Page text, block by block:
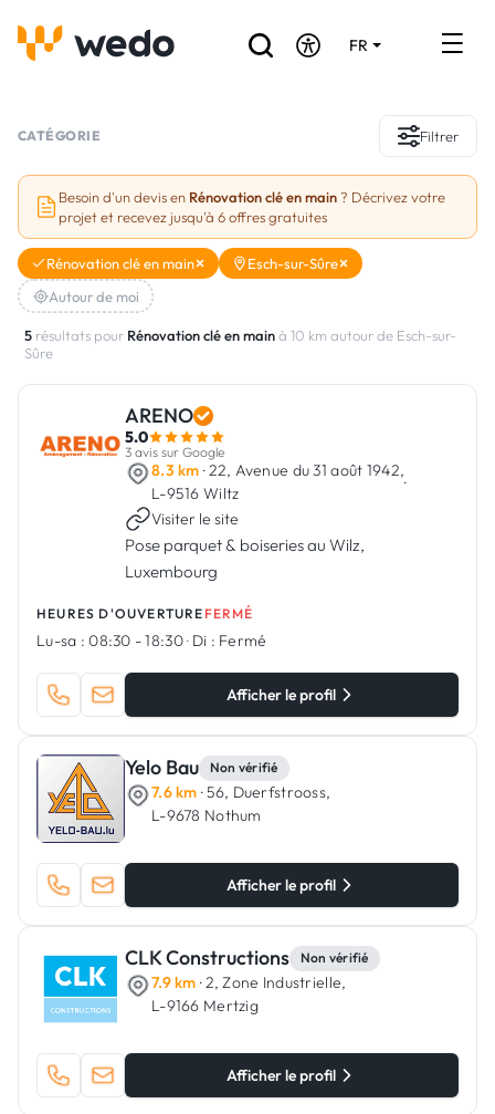
FR
Réalisations
Aides et subventions
Offres d'emploi
Connexion
CATÉGORIE Filtrer
Besoin d'un devis en Rénovation clé en main ? Décrivez votre
projet et recevez jusqu'à 6 offres gratuites
Rénovation clé en main
Esch-sur-Sûre
Autour de moi
5 résultats pour Rénovation clé en mainà 10 km autour de Esch-sur-
Sûre
ARENO
5.0
3 avis sur Google
8.3 km · 22, Avenue du 31 août 1942,
L-9516 Wiltz
·
Visiter le site
Pose parquet & boiseries au Wilz,
Luxembourg
HEURES D'OUVERTURE FERMÉ
Lu-sa : 08:30 - 18:30· Di : Fermé
Afficher le profil
Yelo Bau Non vérifié
7.6 km · 56, Duerfstrooss,
L-9678 Nothum
Afficher le profil
CLK Constructions Non vérifié
7.9 km · 2, Zone Industrielle,
L-9166 Mertzig
Afficher le profil